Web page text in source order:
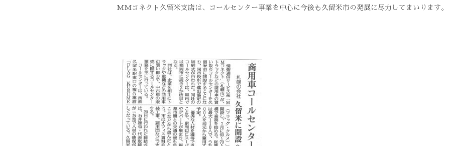
MMコネクト久留米支店は、コールセンター事業を中心に今後も久留米市の発展に尽力してまいります。